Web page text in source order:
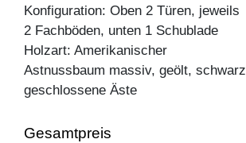
Konfiguration: Oben 2 Türen, jeweils
2 Fachböden, unten 1 Schublade
Holzart: Amerikanischer
Astnussbaum massiv, geölt, schwarz
geschlossene Äste
Gesamtpreis